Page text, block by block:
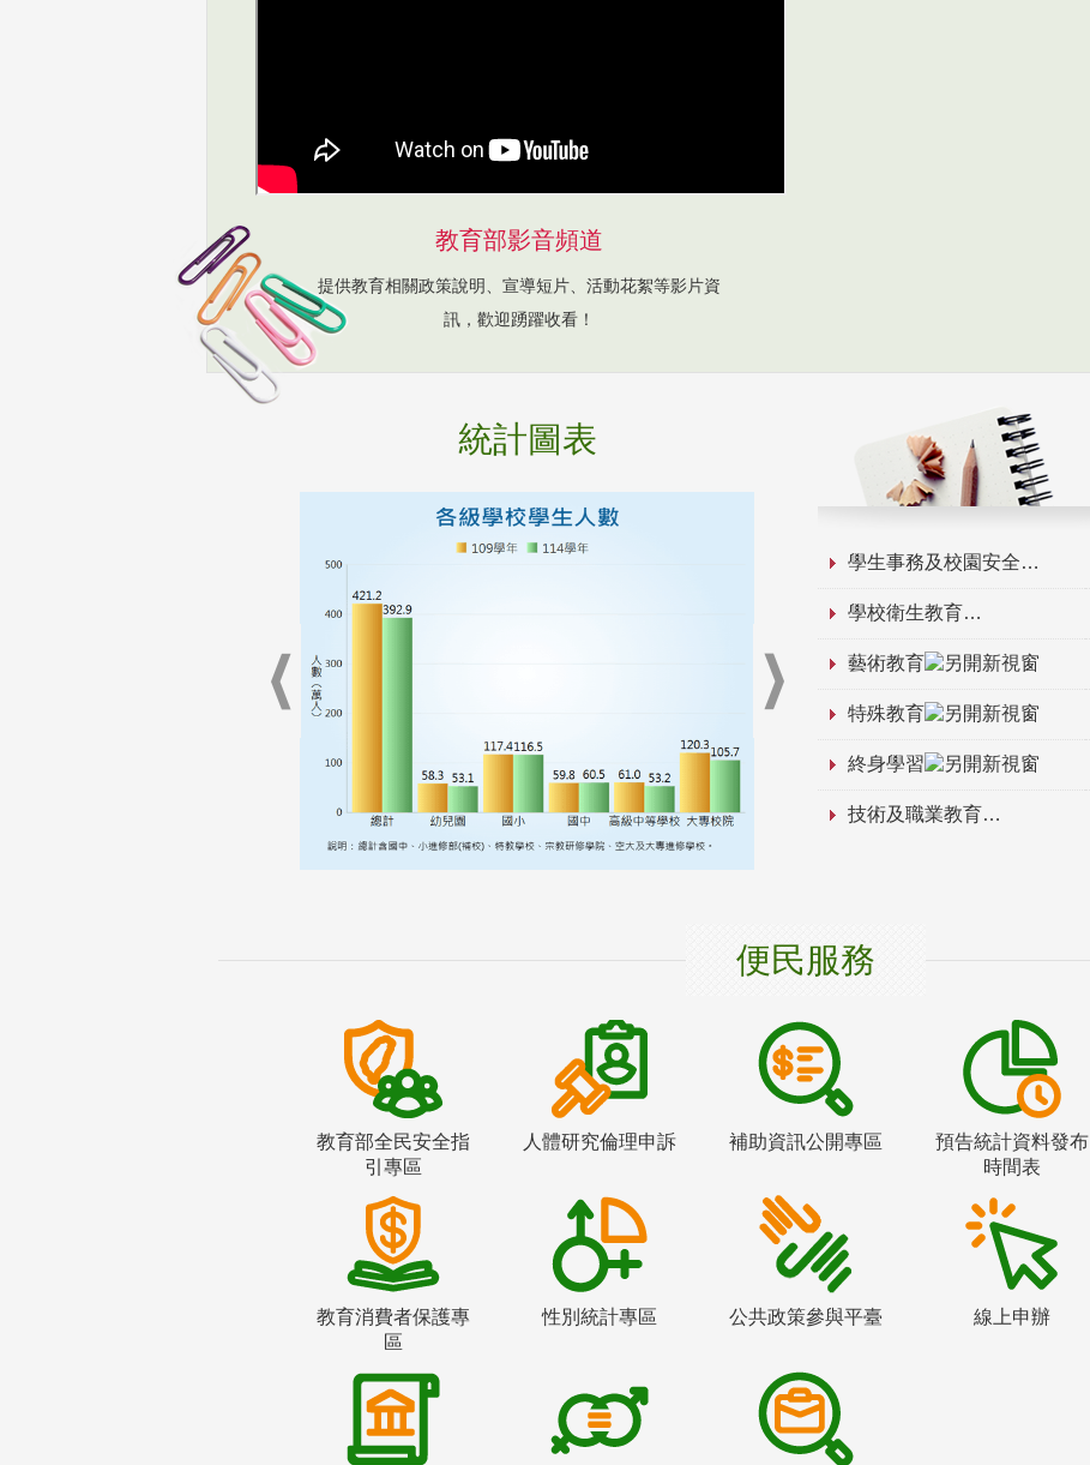
教育部影音頻道
提供教育相關政策說明、宣導短片、活動花絮等影片資
訊，歡迎踴躍收看！
統計圖表
學生事務及校園安全
學校衛生教育
藝術教育
特殊教育
終身學習
技術及職業教育
便民服務
教育部全民安全指
引專區
人體研究倫理申訴 補助資訊公開專區
預告統計資料發布
時間表
教育消費者保護專
區
性別統計專區 公共政策參與平臺 線上申辦